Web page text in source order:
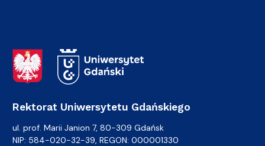
Adres Rektoratu
Rektorat Uniwersytetu Gdańskiego
ul. prof. Marii Janion 7, 80-309 Gdańsk
NIP: 584-020-32-39, REGON: 000001330